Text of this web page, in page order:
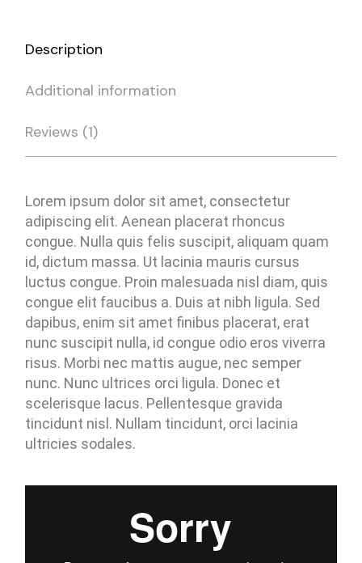
Description
Additional information
Reviews (1)
Lorem ipsum dolor sit amet, consectetur
adipiscing elit. Aenean placerat rhoncus
congue. Nulla quis felis suscipit, aliquam quam
id, dictum massa. Ut lacinia mauris cursus
luctus congue. Proin malesuada nisl diam, quis
congue elit faucibus a. Duis at nibh ligula. Sed
dapibus, enim sit amet finibus placerat, erat
nunc suscipit nulla, id congue odio eros viverra
risus. Morbi nec mattis augue, nec semper
nunc. Nunc ultrices orci ligula. Donec et
scelerisque lacus. Pellentesque gravida
tincidunt nisl. Nullam tincidunt, orci lacinia
ultricies sodales.